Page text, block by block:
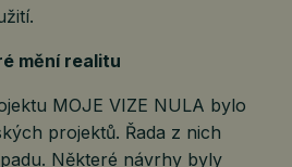
mění realitu
MOJE VIZE NULA bylo
projektů. Řada z nich
Některé návrhy byly